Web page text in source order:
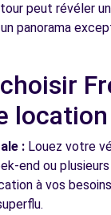
- S&You -
toutes les
peut révéler
panorama
location
: Louez votre
end ou
à vos